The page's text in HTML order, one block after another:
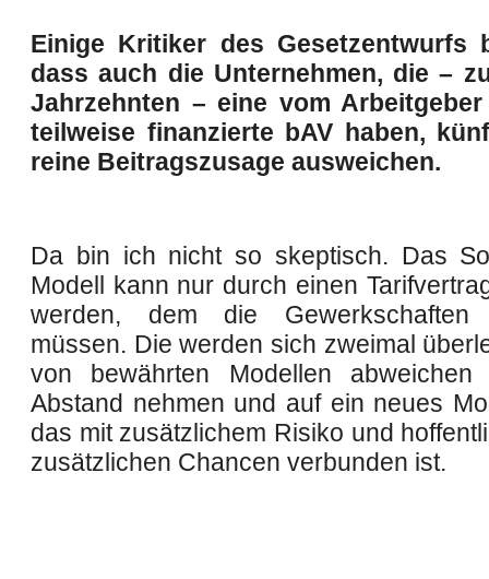
Einige Kritiker des Gesetzentwurfs
dass auch die Unternehmen, die –
Jahrzehnten – eine vom
teilweise finanzierte bAV haben,
reine Beitragszusage ausweichen.
Da bin ich nicht so skeptisch. Das
Modell kann nur durch einen
werden, dem die Gewerkschaften
müssen. Die werden sich zweimal
von bewährten Modellen
Abstand nehmen und auf ein neues
das mit zusätzlichem Risiko und
zusätzlichen Chancen verbunden ist.